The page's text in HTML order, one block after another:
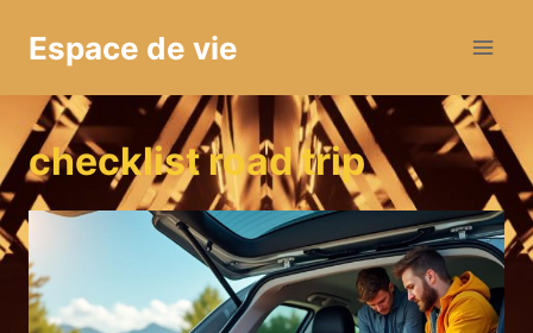
Espace de vie
checklist road trip